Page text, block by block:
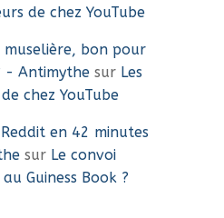
de chez YouTube
bon pour
- Antimythe sur Les
chez YouTube
en 42 minutes
sur Le convoi
Guiness Book ?